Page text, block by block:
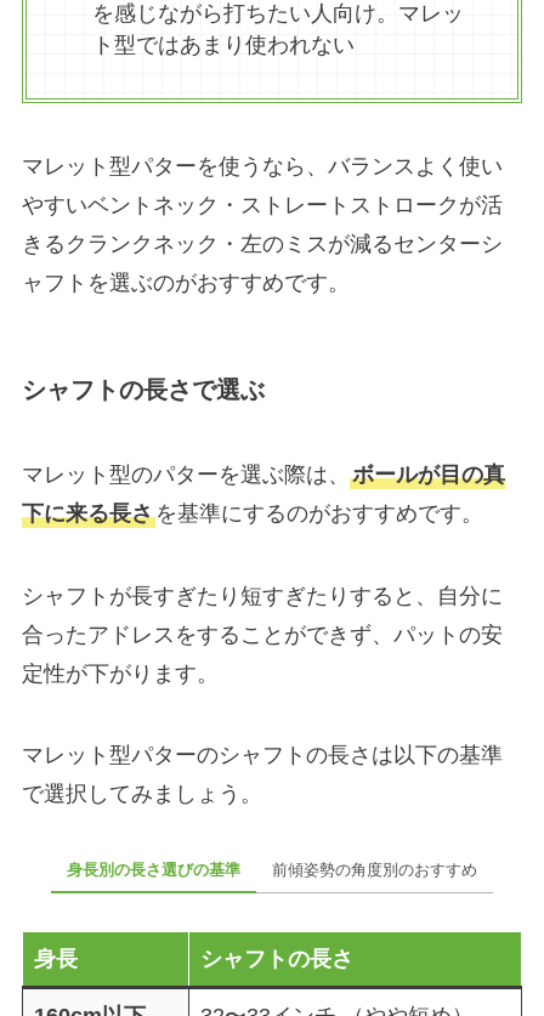
を感じながら打ちたい人向け。マレッ
ト型ではあまり使われない
マレット型パターを使うなら、バランスよく使い
やすいベントネック・ストレートストロークが活
きるクランクネック・左のミスが減るセンターシ
ャフトを選ぶのがおすすめです。
シャフトの長さで選ぶ
マレット型のパターを選ぶ際は、 ボールが目の真
下に来る長さを基準にするのがおすすめです。
シャフトが長すぎたり短すぎたりすると、自分に
合ったアドレスをすることができず、パットの安
定性が下がります。
マレット型パターのシャフトの長さは以下の基準
で選択してみましょう。
身長別の長さ選びの基準 前傾姿勢の角度別のおすすめ
身長 シャフトの長さ